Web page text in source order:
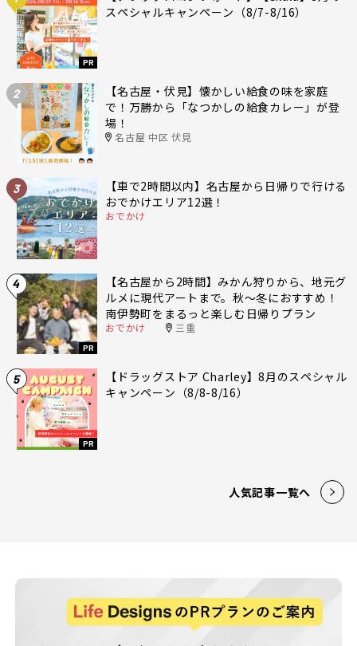
PR
スペシャルキャンペーン（8/7-8/16）
2
【名古屋・伏見】懐かしい給食の味を家庭
で！万勝から「なつかしの給食カレー」が登
場！
名古屋 中区 伏見
3
【車で2時間以内】名古屋から日帰りで行ける
おでかけエリア12選！
おでかけ
4
PR
【名古屋から2時間】みかん狩りから、地元グ
ルメに現代アートまで。秋〜冬におすすめ！
南伊勢町をまるっと楽しむ日帰りプラン
おでかけ 三重
5
PR
【ドラッグストア Charley】8月のスペシャル
キャンペーン（8/8-8/16）
人気記事一覧へ